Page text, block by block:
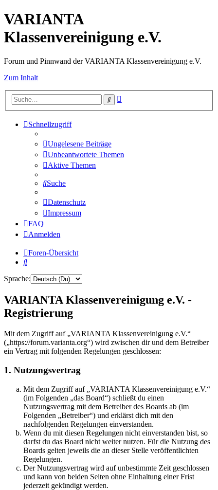
VARIANTA
Klassenvereinigung e.V.
Forum und Pinnwand der VARIANTA Klassenvereinigung e.V.
Zum Inhalt
Suche
Schnellzugriff
Ungelesene Beiträge
Unbeantwortete Themen
Aktive Themen
Suche
Datenschutz
Impressum
FAQ
Anmelden
Foren-Übersicht
Suche
Sprache:
VARIANTA Klassenvereinigung e.V. -
Registrierung
Mit dem Zugriff auf „VARIANTA Klassenvereinigung e.V.“
(„https://forum.varianta.org“) wird zwischen dir und dem Betreiber
ein Vertrag mit folgenden Regelungen geschlossen:
1. Nutzungsvertrag
Mit dem Zugriff auf „VARIANTA Klassenvereinigung e.V.“
(im Folgenden „das Board“) schließt du einen
Nutzungsvertrag mit dem Betreiber des Boards ab (im
Folgenden „Betreiber“) und erklärst dich mit den
nachfolgenden Regelungen einverstanden.
Wenn du mit diesen Regelungen nicht einverstanden bist, so
darfst du das Board nicht weiter nutzen. Für die Nutzung des
Boards gelten jeweils die an dieser Stelle veröffentlichten
Regelungen.
Der Nutzungsvertrag wird auf unbestimmte Zeit geschlossen
und kann von beiden Seiten ohne Einhaltung einer Frist
jederzeit gekündigt werden.